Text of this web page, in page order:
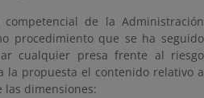
de la Administración
procedimiento que se ha seguido
cualquier presa frente al riesgo
la propuesta el contenido relativo a
las dimensiones: